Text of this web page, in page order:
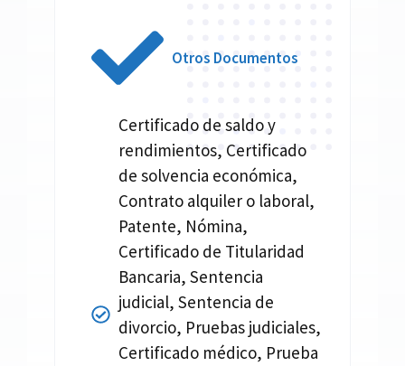
Otros Documentos
Certificado de saldo y
rendimientos, Certificado
de solvencia económica,
Contrato alquiler o laboral,
Patente, Nómina,
Certificado de Titularidad
Bancaria, Sentencia
judicial, Sentencia de
divorcio, Pruebas judiciales,
Certificado médico, Prueba